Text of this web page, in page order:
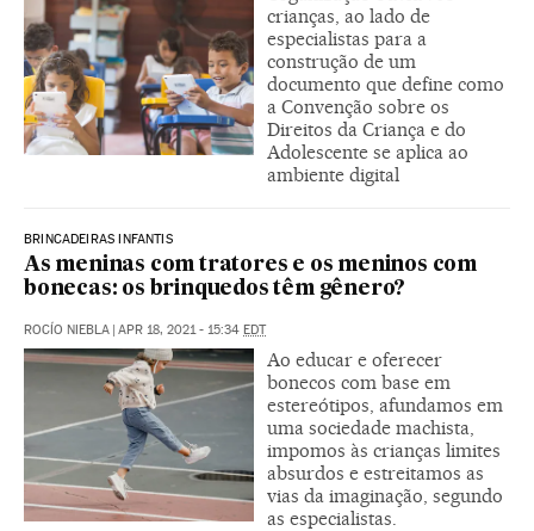
crianças, ao lado de
especialistas para a
construção de um
documento que define como
a Convenção sobre os
Direitos da Criança e do
Adolescente se aplica ao
ambiente digital
BRINCADEIRAS INFANTIS
As meninas com tratores e os meninos com
bonecas: os brinquedos têm gênero?
ROCÍO NIEBLA | APR 18, 2021 - 15:34 EDT
Ao educar e oferecer
bonecos com base em
estereótipos, afundamos em
uma sociedade machista,
impomos às crianças limites
absurdos e estreitamos as
vias da imaginação, segundo
as especialistas.